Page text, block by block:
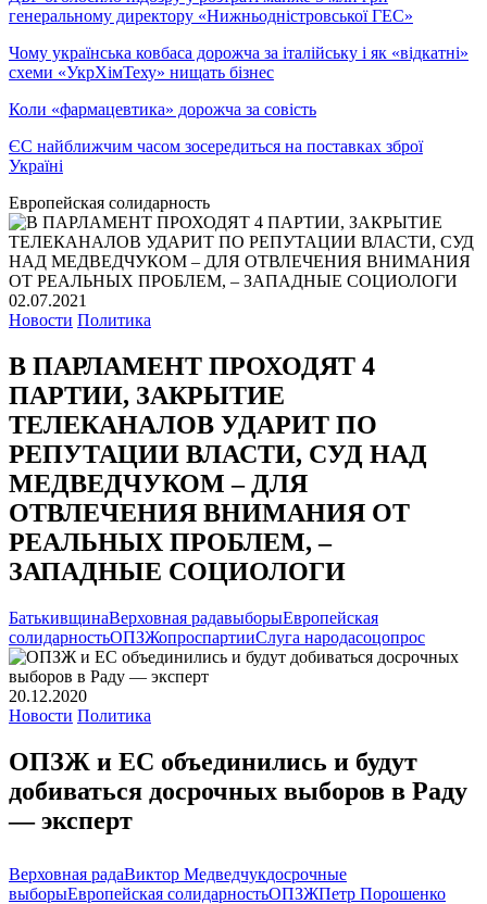
генеральному директору «Нижньодністровської ГЕС»
Чому українська ковбаса дорожча за італійську і як «відкатні»
схеми «УкрХімТеху» нищать бізнес
Коли «фармацевтика» дорожча за совість
ЄС найближчим часом зосередиться на поставках зброї
Україні
Европейская солидарность
02.07.2021
Новости Политика
В ПАРЛАМЕНТ ПРОХОДЯТ 4
ПАРТИИ, ЗАКРЫТИЕ
ТЕЛЕКАНАЛОВ УДАРИТ ПО
РЕПУТАЦИИ ВЛАСТИ, СУД НАД
МЕДВЕДЧУКОМ – ДЛЯ
ОТВЛЕЧЕНИЯ ВНИМАНИЯ ОТ
РЕАЛЬНЫХ ПРОБЛЕМ, –
ЗАПАДНЫЕ СОЦИОЛОГИ
БатькивщинаВерховная радавыборыЕвропейская
солидарностьОПЗЖопроспартииСлуга народасоцопрос
20.12.2020
Новости Политика
ОПЗЖ и ЕС объединились и будут
добиваться досрочных выборов в Раду
— эксперт
Верховная радаВиктор Медведчукдосрочные
выборыЕвропейская солидарностьОПЗЖПетр Порошенко